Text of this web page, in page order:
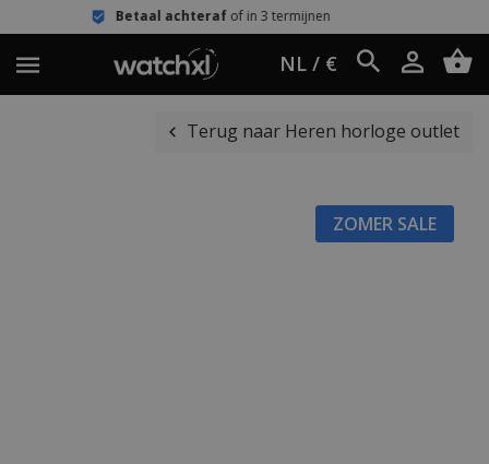
achterafof in 3 termijnen
NL / €
Terug naar Heren horloge outlet
ZOMER SALE